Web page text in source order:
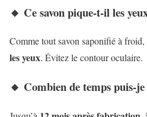
🔸 Ce savon pique-t-il les
Comme tout savon saponifié à froid,
les yeux. Évitez le contour oculaire.
🔸 Combien de temps puis-